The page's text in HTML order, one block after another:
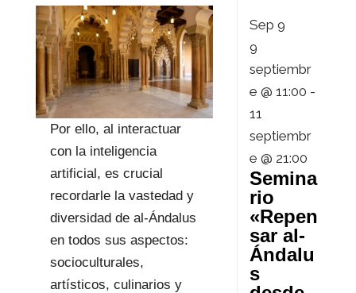
Por ello, al interactuar
con la inteligencia
artificial, es crucial
recordarle la vastedad y
diversidad de al-Ándalus
en todos sus aspectos:
socioculturales,
artísticos, culinarios y
Sep9
9
septiembr
e @ 11:00 -
11
septiembr
e @ 21:00
Semina
rio
«Repen
sar al-
Ándalu
s